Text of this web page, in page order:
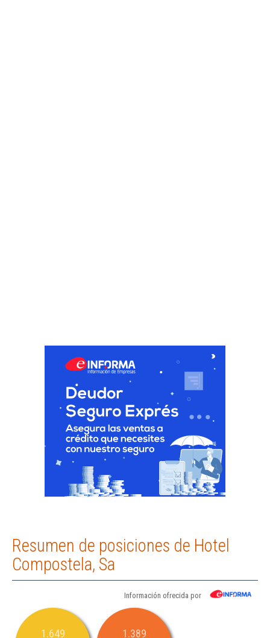
Resumen de posiciones de Hotel
Compostela, Sa
Información ofrecida por
1.649 1.389